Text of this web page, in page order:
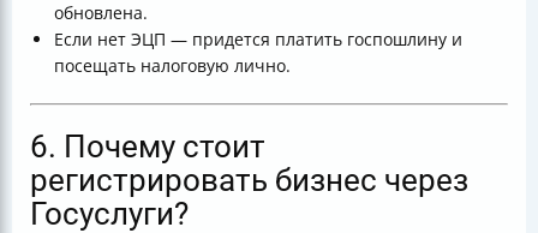
обновлена.
Если нет ЭЦП — придется платить госпошлину и
посещать налоговую лично.
6. Почему стоит
регистрировать бизнес через
Госуслуги?